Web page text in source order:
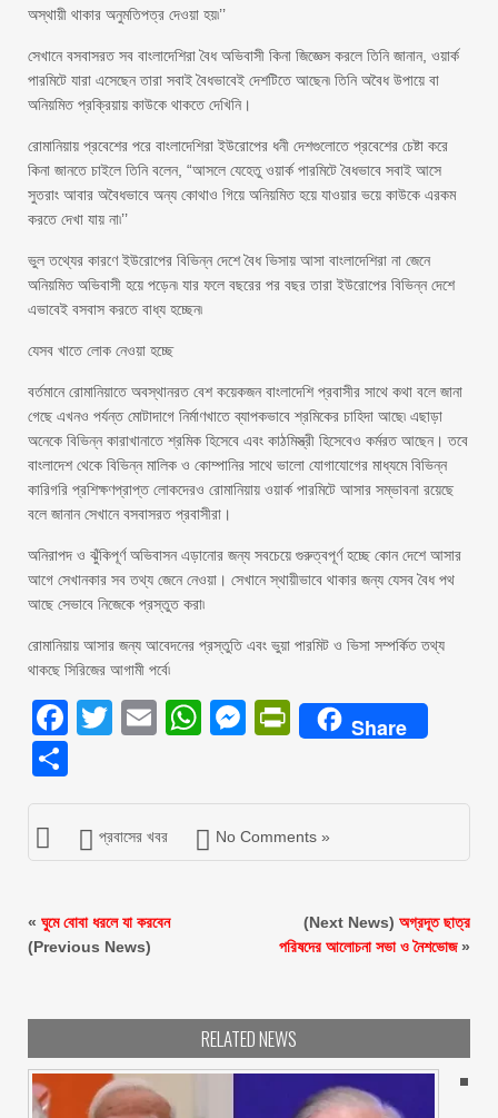
অস্থায়ী থাকার অনুমতিপত্র দেওয়া হয়৷’’
সেখানে বসবাসরত সব বাংলাদেশিরা বৈধ অভিবাসী কিনা জিজ্ঞেস করলে তিনি জানান, ওয়ার্ক
পারমিটে যারা এসেছেন তারা সবাই বৈধভাবেই দেশটিতে আছেন৷ তিনি অবৈধ উপায়ে বা
অনিয়মিত প্রক্রিয়ায় কাউকে থাকতে দেখিনি।
রোমানিয়ায় প্রবেশের পরে বাংলাদেশিরা ইউরোপের ধনী দেশগুলোতে প্রবেশের চেষ্টা করে
কিনা জানতে চাইলে তিনি বলেন, “আসলে যেহেতু ওয়ার্ক পারমিটে বৈধভাবে সবাই আসে
সুতরাং আবার অবৈধভাবে অন্য কোথাও গিয়ে অনিয়মিত হয়ে যাওয়ার ভয়ে কাউকে এরকম
করতে দেখা যায় না৷’’
ভুল তথ্যের কারণে ইউরোপের বিভিন্ন দেশে বৈধ ভিসায় আসা বাংলাদেশিরা না জেনে
অনিয়মিত অভিবাসী হয়ে পড়েন৷ যার ফলে বছরের পর বছর তারা ইউরোপের বিভিন্ন দেশে
এভাবেই বসবাস করতে বাধ্য হচ্ছেন৷
যেসব খাতে লোক নেওয়া হচ্ছে
বর্তমানে রোমানিয়াতে অবস্থানরত বেশ কয়েকজন বাংলাদেশি প্রবাসীর সাথে কথা বলে জানা
গেছে এখনও পর্যন্ত মোটাদাগে নির্মাণখাতে ব্যাপকভাবে শ্রমিকের চাহিদা আছে৷ এছাড়া
অনেকে বিভিন্ন কারাখানাতে শ্রমিক হিসেবে এবং কাঠমিস্ত্রী হিসেবেও কর্মরত আছেন। তবে
বাংলাদেশ থেকে বিভিন্ন মালিক ও কোম্পানির সাথে ভালো যোগাযোগের মাধ্যমে বিভিন্ন
কারিগরি প্রশিক্ষণপ্রাপ্ত লোকদেরও রোমানিয়ায় ওয়ার্ক পারমিটে আসার সম্ভাবনা রয়েছে
বলে জানান সেখানে বসবাসরত প্রবাসীরা।
অনিরাপদ ও ঝুঁকিপূর্ণ অভিবাসন এড়ানোর জন্য সবচেয়ে গুরুত্বপূর্ণ হচ্ছে কোন দেশে আসার
আগে সেখানকার সব তথ্য জেনে নেওয়া। সেখানে স্থায়ীভাবে থাকার জন্য যেসব বৈধ পথ
আছে সেভাবে নিজেকে প্রস্তুত করা৷
রোমানিয়ায় আসার জন্য আবেদনের প্রস্তুতি এবং ভুয়া পারমিট ও ভিসা সম্পর্কিত তথ্য
থাকছে সিরিজের আগামী পর্বে৷
Facebook
Twitter
EmailWhatsApp
Messenger
PrintFriendly
Share
প্রবাসের খবর No Comments »
« ঘুমে বোবা ধরলে যা করবেন
(Previous News)
(Next News) অগ্রদূত ছাত্র
পরিষদের আলোচনা সভা ও নৈশভোজ»
RELATED NEWS